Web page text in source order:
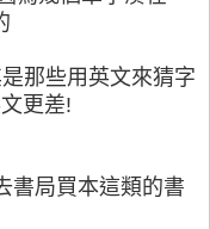
那些用英文來猜字
更差!
書局買本這類的書